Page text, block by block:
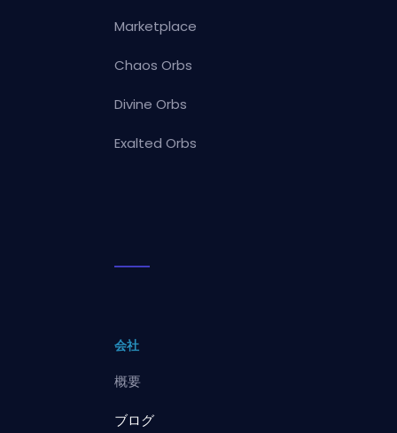
Marketplace
Chaos Orbs
Divine Orbs
Exalted Orbs
会社
概要
ブログ